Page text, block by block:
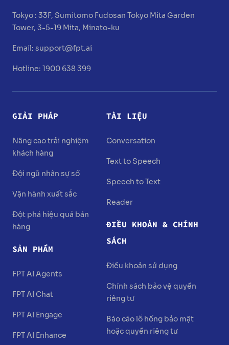
Tokyo :33F, Sumitomo Fudosan Tokyo Mita Garden
Tower, 3-5-19 Mita, Minato-ku
Email:support@fpt.ai
Hotline: 1900 638 399
GIẢI PHÁP
Nâng cao trải nghiệm
khách hàng
Đội ngũ nhân sự số
Vận hành xuất sắc
Đột phá hiệu quả bán
hàng
SẢN PHẨM
FPT AI Agents
FPT AI Chat
FPT AI Engage
FPT AI Enhance
TÀI LIỆU
Conversation
Text to Speech
Speech to Text
Reader
ĐIỀU KHOẢN & CHÍNH
SÁCH
Điều khoản sử dụng
Chính sách bảo vệ quyền
riêng tư
Báo cáo lỗ hổng bảo mật
hoặc quyền riêng tư